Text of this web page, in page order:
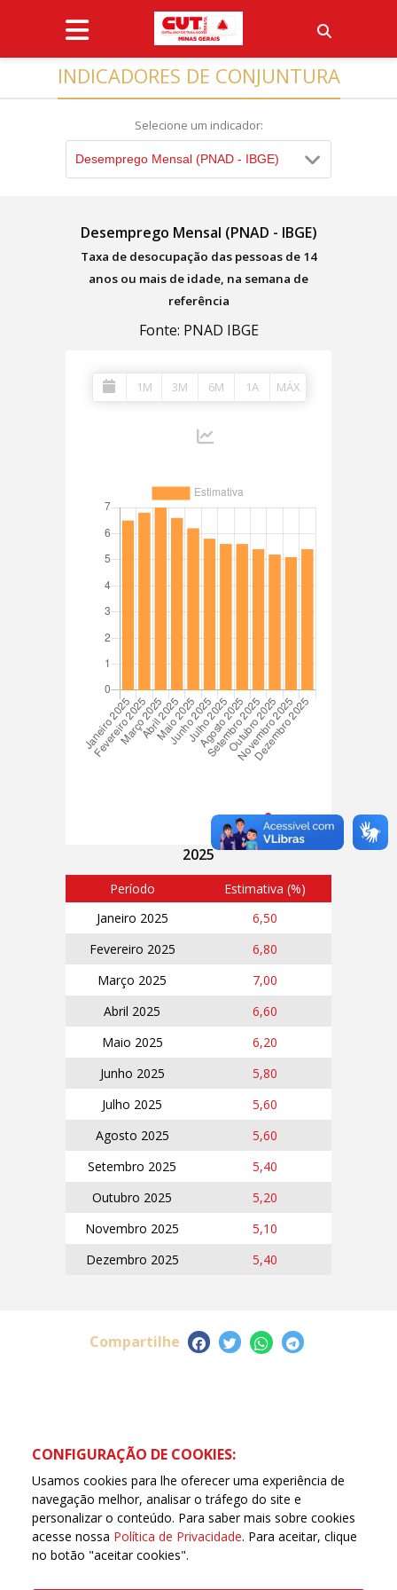
INDICADORES DE CONJUNTURA
Selecione um indicador:
Desemprego Mensal (PNAD - IBGE)
Desemprego Mensal (PNAD - IBGE)
Taxa de desocupação das pessoas de 14
anos ou mais de idade, na semana de
referência
Fonte: PNAD IBGE
1M 3M 6M 1A MÁX
Parceria:
2025
Período
Estimativa (%)
Janeiro 2025
6,50
Fevereiro 2025
6,80
Março 2025
7,00
Abril 2025
6,60
Maio 2025
6,20
Junho 2025
5,80
Julho 2025
5,60
Agosto 2025
5,60
Setembro 2025
5,40
Outubro 2025
5,20
Novembro 2025
5,10
Dezembro 2025
5,40
Compartilhe
CONFIGURAÇÃO DE COOKIES:
Usamos cookies para lhe oferecer uma experiência de
navegação melhor, analisar o tráfego do site e
personalizar o conteúdo. Para saber mais sobre cookies
acesse nossa Política de Privacidade. Para aceitar, clique
no botão "aceitar cookies".